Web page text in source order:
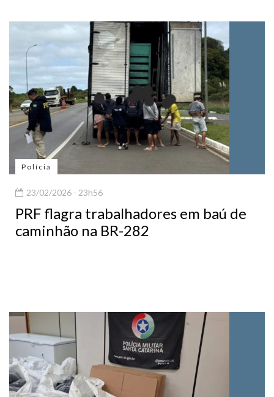
Polícia
23/02/2026 - 23h56
PRF flagra trabalhadores em baú de
caminhão na BR-282